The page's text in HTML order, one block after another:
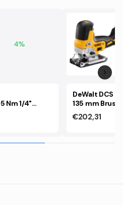
4%
Nm 1/4"
ohne
DeWalt DCS
135 mm
ohne
€202,31